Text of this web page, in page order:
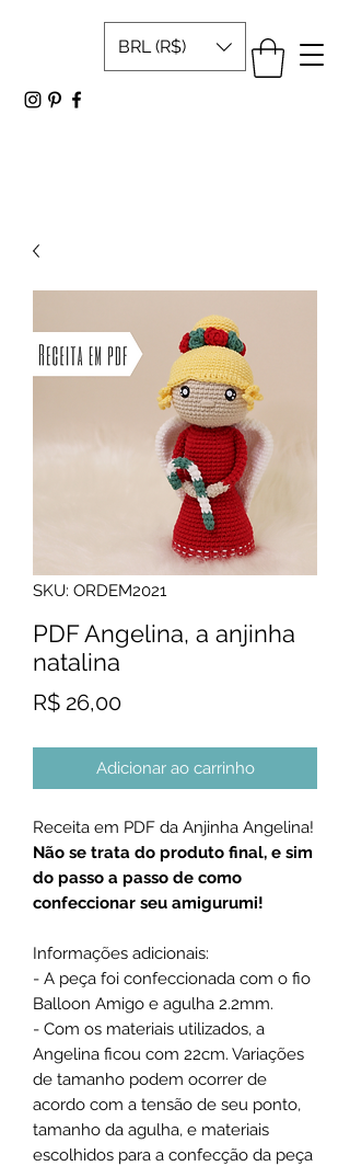
BRL (R$)
SKU: ORDEM2021
PDF Angelina, a anjinha
natalina
R$ 26,00Preço
Adicionar ao carrinho
Receita em PDF da Anjinha Angelina!
Não se trata do produto final, e sim
do passo a passo de como
confeccionar seu amigurumi!
Informações adicionais:
- A peça foi confeccionada com o fio
Balloon Amigo e agulha 2.2mm.
- Com os materiais utilizados, a
Angelina ficou com 22cm. Variações
de tamanho podem ocorrer de
acordo com a tensão de seu ponto,
tamanho da agulha, e materiais
escolhidos para a confecção da peça